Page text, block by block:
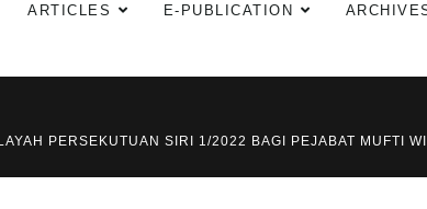
ARTICLES E-PUBLICATION
PERSEKUTUAN SIRI 1/2022 BAGI PEJABAT MUFTI